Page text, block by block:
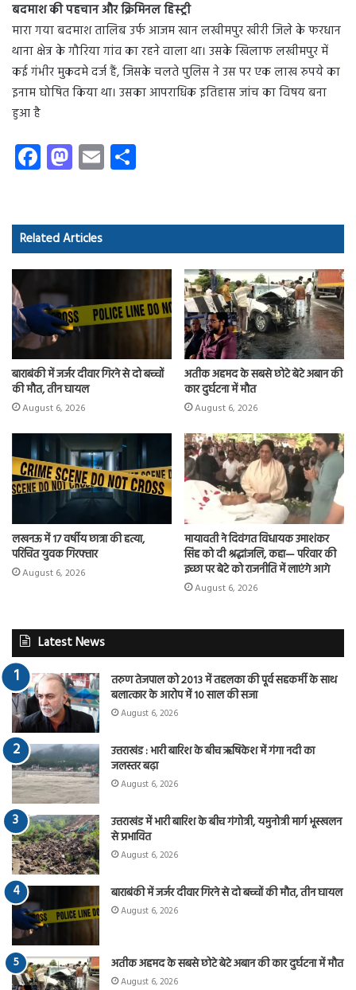
बदमाश की पहचान और क्रिमिनल हिस्ट्री
मारा गया बदमाश तालिब उर्फ आजम खान लखीमपुर खीरी जिले के फरधान
थाना क्षेत्र के गौरिया गांव का रहने वाला था। उसके खिलाफ लखीमपुर में
कई गंभीर मुकदमे दर्ज हैं, जिसके चलते पुलिस ने उस पर एक लाख रुपये का
इनाम घोषित किया था। उसका आपराधिक इतिहास जांच का विषय बना
हुआ है
Fa
ce
o
ok
M
as
d
o
E
m
Related Articles
बाराबंकी में जर्जर दीवार गिरने से दो बच्चों
की मौत, तीन घायल
August 6, 2026
अतीक अहमद के सबसे छोटे बेटे अबान की
कार दुर्घटना में मौत
August 6, 2026
लखनऊ में 17 वर्षीय छात्रा की हत्या,
परिचित युवक गिरफ्तार
August 6, 2026
मायावती ने दिवंगत विधायक उमाशंकर
सिंह को दी श्रद्धांजलि, कहा— परिवार की
इच्छा पर बेटे को राजनीति में लाएंगे आगे
August 6, 2026
Latest News
तरुण तेजपाल को 2013 में तहलका की पूर्व सहकर्मी के साथ
बलात्कार के आरोप में 10 साल की सजा
August 6, 2026
उत्तराखंड : भारी बारिश के बीच ऋषिकेश में गंगा नदी का
जलस्तर बढ़ा
August 6, 2026
उत्तराखंड में भारी बारिश के बीच गंगोत्री, यमुनोत्री मार्ग भूस्खलन
से प्रभावित
August 6, 2026
बाराबंकी में जर्जर दीवार गिरने से दो बच्चों की मौत, तीन घायल
August 6, 2026
अतीक अहमद के सबसे छोटे बेटे अबान की कार दुर्घटना में मौत
August 6, 2026